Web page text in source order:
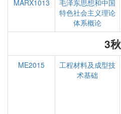
MARX1013
毛泽东思想和中国
特色社会主义理论
体系概论
3秋
ME2015
工程材料及成型技
术基础